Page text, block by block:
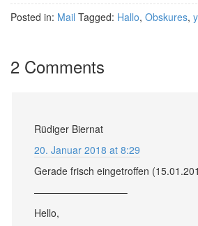
Posted in: Mail Tagged: Hallo, Obskures,
2 Comments
Rüdiger Biernat
20. Januar 2018 at 8:29
Gerade frisch eingetroffen
—————————–
Hello,